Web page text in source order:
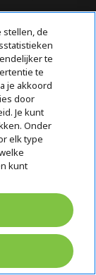
specifications).
stellen, de
te
te
je akkoord
door
Je kunt
Onder
elk type
kunt